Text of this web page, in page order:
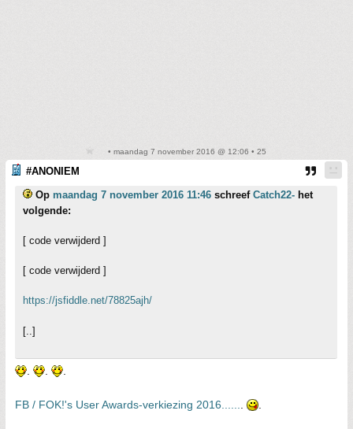
• maandag 7 november 2016 @ 12:06 • 25
#ANONIEM
Op maandag 7 november 2016 11:46 schreef Catch22- het
volgende:
[ code verwijderd ]
[ code verwijderd ]
https://jsfiddle.net/78825ajh/
[..]
FB / FOK!'s User Awards-verkiezing 2016......